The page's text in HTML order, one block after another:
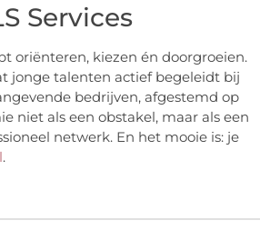
Services
oriënteren, kiezen én doorgroeien.
jonge talenten actief begeleidt bij
bedrijven, afgestemd op
niet als een obstakel, maar als een
netwerk. En het mooie is: je
.